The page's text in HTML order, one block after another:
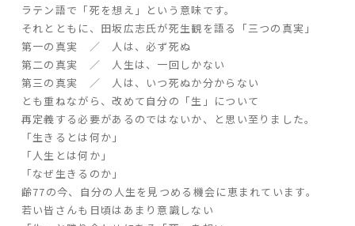
採用情報
暮らしの器
ラテン語で「死を想え」という意味です。
それとともに、田坂広志氏が死生観を語る「三つの真実」
第一の真実 ／ 人は、必ず死ぬ
第二の真実 ／ 人生は、一回しかない
第三の真実 ／ 人は、いつ死ぬか分からない
とも重ねながら、改めて自分の「生」について
再定義する必要があるのではないか、と思い至りました。
「生きるとは何か」
「人生とは何か」
「なぜ生きるのか」
齢77の今、自分の人生を見つめる機会に恵まれています。
若い皆さんも日頃はあまり意識しない